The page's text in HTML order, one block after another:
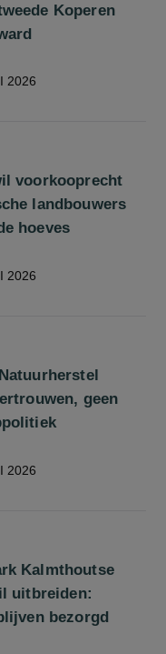
Koperen
2026
voorkooprecht
landbouwers
hoeves
2026
geen
2026
Kalmthoutse
uitbreiden:
bezorgd